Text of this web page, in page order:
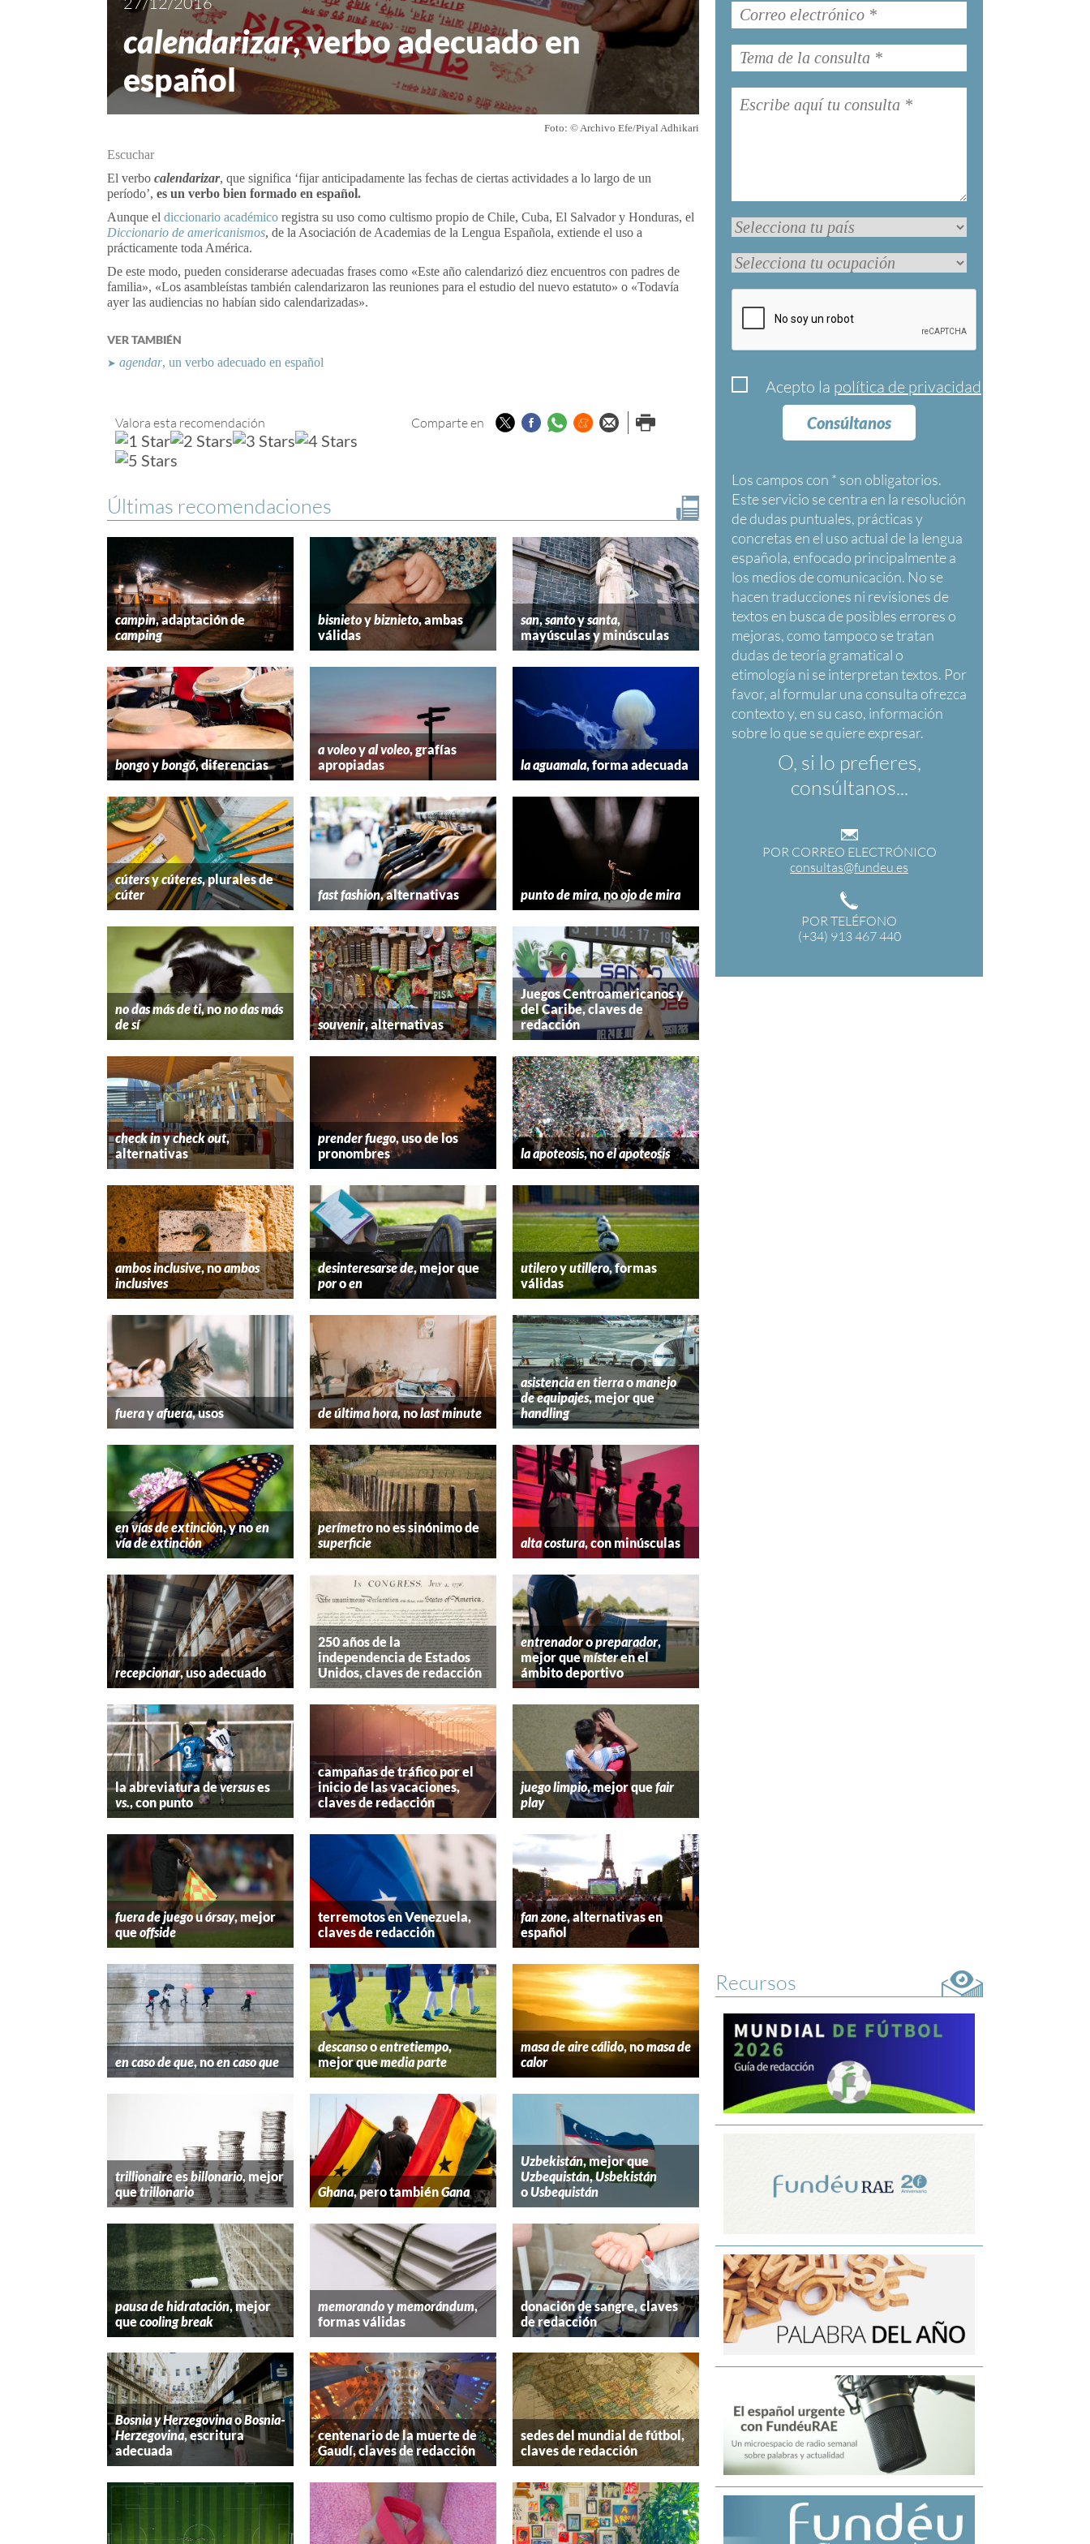
Acepto la política de privacidad
Consúltanos
Los campos con * son obligatorios
O, si lo prefieres,
consúltanos...
POR CORREO ELECTRÓNICO
consultas@fundeu.es
POR TELÉFONO
(+34) 913 467 440
calendarizar, verbo adecuado en
español
Foto: © Archivo Efe/Piyal Adhikari
Escuchar
El verbo calendarizar, que significa ‘fijar anticipadamente las fechas de ciertas actividades a lo largo de un
período’, es un verbo bien formado en español.
Aunque el diccionario académico registra su uso como cultismo propio de Chile, Cuba, El Salvador y Honduras, el
Diccionario de americanismos, de la Asociación de Academias de la Lengua Española, extiende el uso a
prácticamente toda América.
De este modo, pueden considerarse adecuadas frases como «Este año calendarizó diez encuentros con padres de
familia», «Los asambleístas también calendarizaron las reuniones para el estudio del nuevo estatuto» o «Todavía
ayer las audiencias no habían sido calendarizadas».
VER TAMBIÉN
➤ agendar, un verbo adecuado en español
Valora esta recomendación Comparte en TwitterFacebook
Whatsapp
Menéame
Enviar porImprimir
Últimas recomendaciones
campin, adaptación de
camping
bisnietoybiznieto, ambas
válidas
san,santoysanta,
mayúsculas y minúsculas
bongoybongó, diferencias
a voleoyal voleo, grafías
apropiadas
la aguamala, forma adecuada
cútersycúteres, plurales de
cúter
fast fashion, alternativas punto de mira, noojo de mira
no das más de ti, nono das más
de sí
souvenir, alternativas
Juegos Centroamericanos y
del Caribe, claves de
redacción
check inycheck out,
alternativas
prender fuego, uso de los
pronombres
la apoteosis, noel apoteosis
ambos inclusive, noambos
inclusives
desinteresarse de, mejor que
poroen
utileroyutillero, formas
válidas
fuerayafuera, usos de última hora, nolast minute
asistencia en tierraomanejo
de equipajes, mejor que
handling
en vías de extinción, y noen
vía de extinción
perímetrono es sinónimo de
superficie
alta costura, con minúsculas
recepcionar, uso adecuado
250 años de la
independencia de Estados
Unidos, claves de redacción
entrenadoropreparador,
mejor quemísteren el
ámbito deportivo
la abreviatura deversuses
vs., con punto
campañas de tráfico por el
inicio de las vacaciones,
claves de redacción
juego limpio, mejor quefair
play
fuera de juegouórsay, mejor
queoffside
terremotos en Venezuela,
claves de redacción
fan zone, alternativas en
español
en caso de que, noen caso que
descansooentretiempo,
mejor quemedia parte
masa de aire cálido, nomasa de
calor
trillionaireesbillonario, mejor
quetrillonario Ghana, pero tambiénGana
Uzbekistán, mejor que
Uzbequistán,Usbekistán
oUsbequistán
pausa de hidratación, mejor
quecooling break
memorandoymemorándum,
formas válidas
donación de sangre, claves
de redacción
Bosnia y HerzegovinaoBosnia-
Herzegovina, escritura
adecuada
centenario de la muerte de
Gaudí, claves de redacción
sedes del mundial de fútbol,
claves de redacción
Recursos